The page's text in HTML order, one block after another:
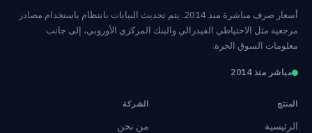
أسعار صرف مباشرة منذ 2014. يتم تحديث البيانات بانتظام باستخدام مصادر
مرجعية مثل الاحتياطي الفيدرالي والبنك المركزي الأوروبي، إلى جانب
معلومات السوق الحرة.
مباشر منذ 2014
المنتج
الرئيسية
الشركة
من نحن